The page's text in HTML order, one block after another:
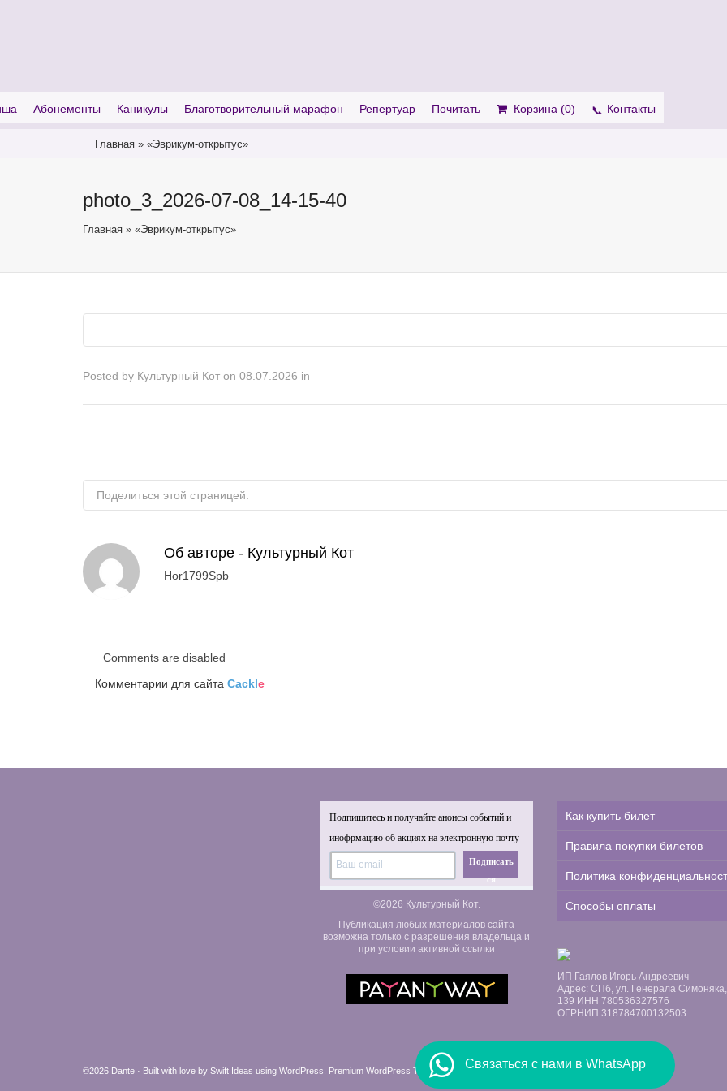
Абонементы Каникулы Благотворительный марафон Репертуар Почитать Корзина (0) Контакты
Главная » «Эврикум-открытус»
Связаться с нами в WhatsApp
photo_3_2026-07-08_14-15-40
Главная » «Эврикум-открытус»
Posted by Культурный Кот on 08.07.2026 in
Поделиться этой страницей:
Об авторе - Культурный Кот
Hor1799Spb
Comments are disabled
Комментарии для сайта Cackle
Подпишитесь и получайте анонсы событий и
инофрмацию об акциях на электронную почту
Подписать
ся
©2026 Культурный Кот.
Публикация любых материалов сайта
возможна только с разрешения владельца и
при условии активной ссылки
Как купить билет
Правила покупки билетов
Политика
Способы оплаты
ИП Гаялов Игорь Андреевич
Адрес: СПб, ул. Генерала Симоняка,
139 ИНН 780536327576
ОГРНИП 318784700132503
©2026 Dante · Built with love by Swift Ideas using WordPress Premium WordPress Themes by Swift Ideas